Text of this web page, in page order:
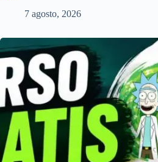
7 agosto, 2026